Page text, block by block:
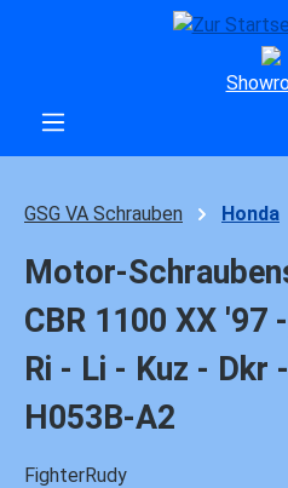
Zum Hauptinhalt springen
GSG VA Schrauben Honda
Motor-
CBR 1100 XX '97
Ri - Li - Kuz - Dkr
H053B-A2
FighterRudy